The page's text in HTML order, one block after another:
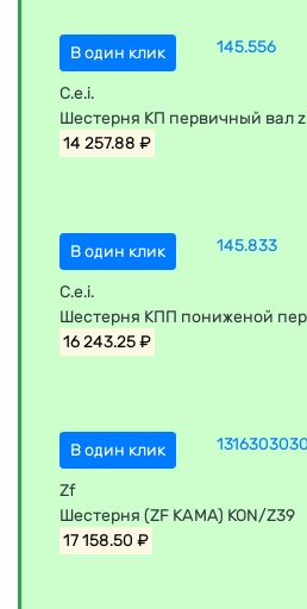
В один клик 145.556
C.e.i.
Шестерня КП первичный вал
14 257.88 ₽
В один клик 145.833
C.e.i.
Шестерня КПП пониженой
16 243.25 ₽
В один клик 1316303030
Zf
Шестерня (ZF КАМА) KON/Z39
17 158.50 ₽